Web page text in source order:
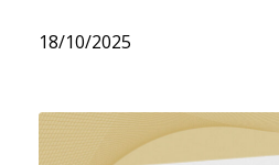
18/10/2025